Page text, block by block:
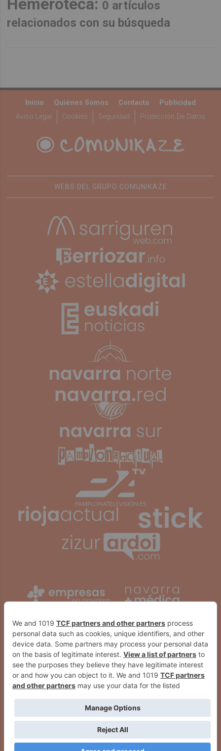
Hemeroteca: 0 artículos
relacionados con su búsqueda
Inicio Quiénes Somos Contacto
Publicidad
Aviso Legal
Cookies Seguridad Protección De Datos
WEBS DEL GRUPO COMUNIKAZE